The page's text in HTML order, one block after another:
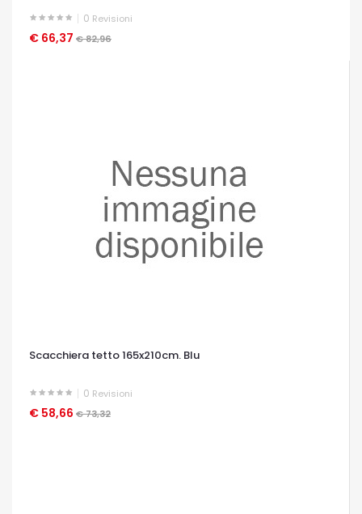
0 Revisioni
€ 66,37 € 82,96
OCCHIATA VELOCE
Scacchiera tetto 165x210cm. Blu
0 Revisioni
€ 58,66 € 73,32
OCCHIATA VELOCE